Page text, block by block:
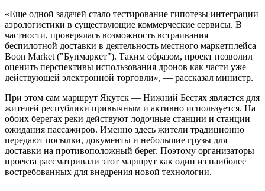
«Еще одной задачей стало тестирование гипотезы интеграции
аэрологистики в существующие коммерческие сервисы. В
частности, проверялась возможность встраивания
беспилотной доставки в деятельность местного маркетплейса
Boon Market ("Бунмаркет"). Таким образом, проект позволил
оценить перспективы использования дронов как части уже
действующей электронной торговли», — рассказал министр.
При этом сам маршрут Якутск — Нижний Бестях является для
жителей республики привычным и активно используется. На
обоих берегах реки действуют лодочные станции и станции
ожидания пассажиров. Именно здесь жители традиционно
передают посылки, документы и небольшие грузы для
доставки на противоположный берег. Поэтому организаторы
проекта рассматривали этот маршрут как один из наиболее
востребованных для внедрения новой технологии.